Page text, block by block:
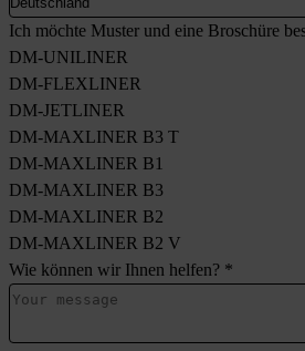
Ich möchte Muster und eine Broschüre
DM-UNILINER
DM-FLEXLINER
DM-JETLINER
DM-MAXLINER B3 T
DM-MAXLINER B1
DM-MAXLINER B3
DM-MAXLINER B2
DM-MAXLINER B2 V
Wie können wir Ihnen helfen? *